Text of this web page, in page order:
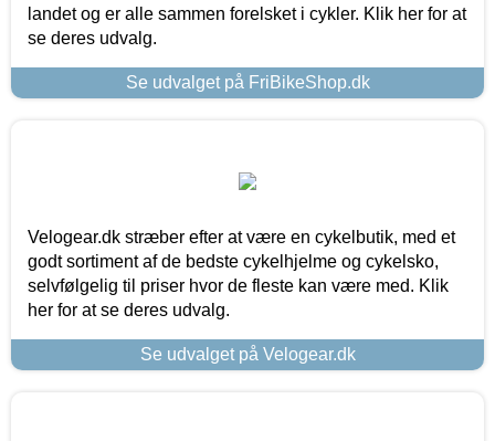
landet og er alle sammen forelsket i cykler. Klik her for at
se deres udvalg.
Se udvalget på FriBikeShop.dk
Velogear.dk stræber efter at være en cykelbutik, med et
godt sortiment af de bedste cykelhjelme og cykelsko,
selvfølgelig til priser hvor de fleste kan være med. Klik
her for at se deres udvalg.
Se udvalget på Velogear.dk